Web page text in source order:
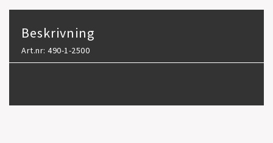
Beskrivning
Art.nr: 490-1-2500